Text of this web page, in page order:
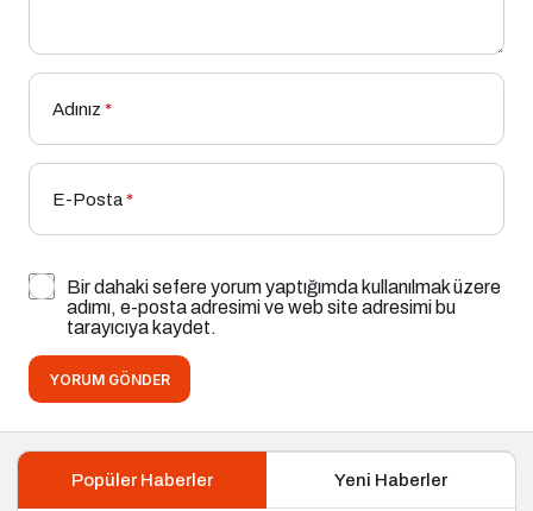
Adınız *
E-Posta*
Bir dahaki sefere yorum yaptığımda kullanılmak üzere
adımı, e-posta adresimi ve web site adresimi bu
tarayıcıya kaydet.
YORUM GÖNDER
Popüler Haberler Yeni Haberler